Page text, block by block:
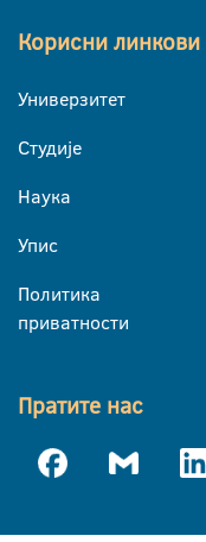
Корисни линкови
Универзитет
Студије
Наука
Упис
Политика
приватности
Пратите нас